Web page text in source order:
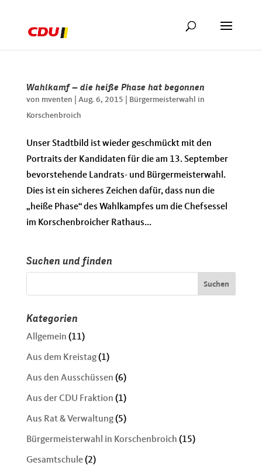
Wahlkamf – die heiße Phase hat begonnen
von mventen Aug. 6, 2015
Bürgermeisterwahl in
Korschenbroich
Unser Stadtbild ist wieder geschmückt mit den
Portraits der Kandidaten für die am 13. September
bevorstehende Landrats- und Bürgermeisterwahl.
Dies ist ein sicheres Zeichen dafür, dass nun die
„heiße Phase“ des Wahlkampfes um die Chefsessel
im Korschenbroicher Rathaus...
Suchen und finden
Kategorien
Allgemein (11)
Aus dem Kreistag(1)
Aus den Ausschüssen (6)
Aus der CDU Fraktion (1)
Aus Rat & Verwaltung(5)
Bürgermeisterwahl in Korschenbroich (15)
Gesamtschule(2)